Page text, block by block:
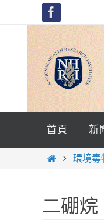
content
首頁 新
Home環境毒
二硼烷